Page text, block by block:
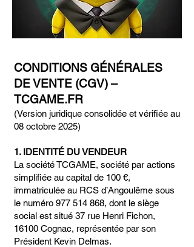
CONDITIONS GÉNÉRALES
DE VENTE (CGV) –
TCGAME.FR
(Version juridique consolidée et vérifiée au
08 octobre 2025)
1. IDENTITÉ DU VENDEUR
La société TCGAME, société par actions
simplifiée au capital de 100 €,
immatriculée au RCS d’Angoulême sous
le numéro 977 514 868, dont le siège
social est situé 37 rue Henri Fichon,
16100 Cognac, représentée par son
Président Kevin Delmas.